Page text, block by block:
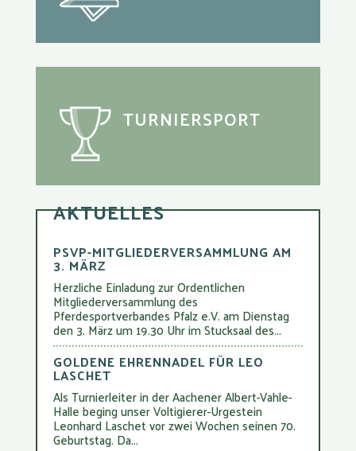
TURNIERSPORT
AKTUELLES
PSVP-MITGLIEDERVERSAMMLUNG AM
3. MÄRZ
Herzliche Einladung zur Ordentlichen
Mitgliederversammlung des
Pferdesportverbandes Pfalz e.V. am Dienstag
den 3. März um 19.30 Uhr im Stucksaal des...
GOLDENE EHRENNADEL FÜR LEO
LASCHET
Als Turnierleiter in der Aachener Albert-Vahle-
Halle beging unser Voltigierer-Urgestein
Leonhard Laschet vor zwei Wochen seinen 70.
Geburtstag. Da...